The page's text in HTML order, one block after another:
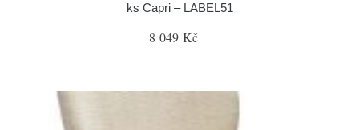
ks Capri – LABEL51
8 049 Kč